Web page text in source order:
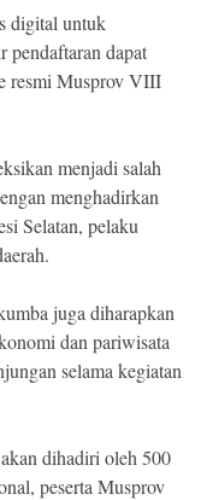
digital untuk
pendaftaran dapat
resmi Musprov VIII
menjadi salah
menghadirkan
Selatan, pelaku
juga diharapkan
dan pariwisata
selama kegiatan
dihadiri oleh 500
peserta Musprov